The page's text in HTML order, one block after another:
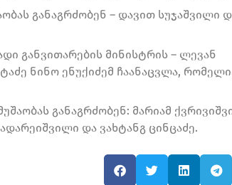
განაგრძობენ – დავით სუჯაშვილი
განვითარების მინისტრის – ლევან
ნინო ენუქიძემ ჩაანაცვლა,
განაგრძობენ: მარიამ
და ვახტანგ ცინცაძე.